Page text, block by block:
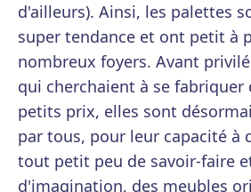
d'ailleurs). Ainsi, les palettes
super tendance et ont petit à
nombreux foyers. Avant
qui cherchaient à se fabriquer
petits prix, elles sont
par tous, pour leur capacité à
tout petit peu de savoir-faire
d'imagination, des meubles